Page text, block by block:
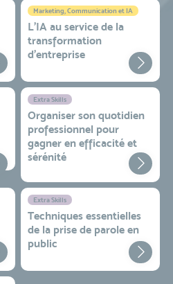
Marketing, Communication et IA
L'IA au service de la
transformation
d'entreprise
Extra Skills
Organiser son quotidien
professionnel pour
gagner en efficacité et
sérénité
Extra Skills
Techniques essentielles
de la prise de parole en
public